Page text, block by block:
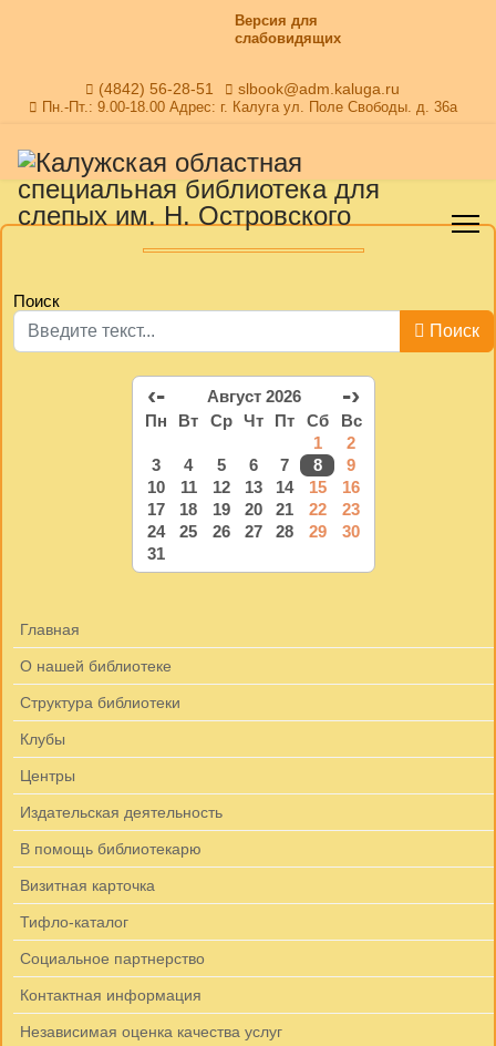
Версия для
слабовидящих
(4842) 56-28-51 slbook@adm.kaluga.ru
Пн.-Пт.: 9.00-18.00 Адрес: г. Калуга ул. Поле Свободы. д. 36а
Поиск
Поиск
‹- Август 2026 -›
Пн Вт Ср Чт Пт Сб
Вс
1
2
3
4 5 6 7 8
9
10
11 12 13 14 15
16
17
18 19 20 21 22
23
24
25 26 27 28 29
30
31
Главная
О нашей библиотеке
Структура библиотеки
Клубы
Центры
Издательская деятельность
В помощь библиотекарю
Визитная карточка
Тифло-каталог
Социальное партнерство
Контактная информация
Независимая оценка качества услуг